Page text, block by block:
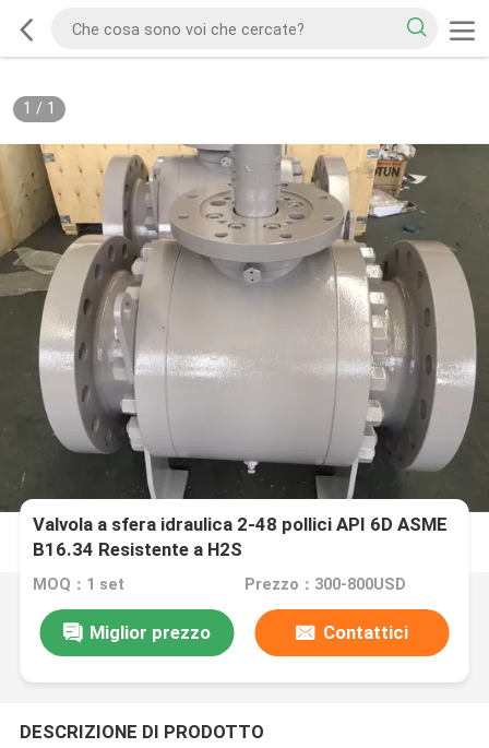
1 / 1
Valvola a sfera idraulica 2-48 pollici API 6D ASME
B16.34 Resistente a H2S
MOQ：1 set Prezzo：300-800USD
Miglior prezzo Contattici
DESCRIZIONE DI PRODOTTO